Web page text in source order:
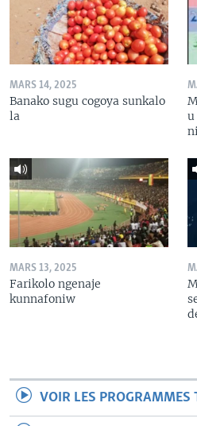
MARS 14, 2025
Banako sugu cogoya sunkalo
la
u
MARS 13, 2025
Farikolo ngenaje
kunnafoniw
VOIR LES PROGRAMMES